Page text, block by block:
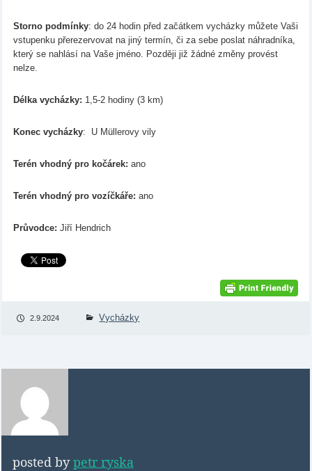
Storno podmínky: do 24 hodin před začátkem vycházky můžete Vaši
vstupenku přerezervovat na jiný termín, či za sebe poslat náhradníka,
který se nahlásí na Vaše jméno. Později již žádné změny provést
nelze.
Délka vycházky: 1,5-2 hodiny (3 km)
Konec vycházky: U Müllerovy vily
Terén vhodný pro kočárek: ano
Terén vhodný pro vozíčkáře: ano
Průvodce: Jiří Hendrich
2.9.2024 Vycházky
posted bypetr ryska